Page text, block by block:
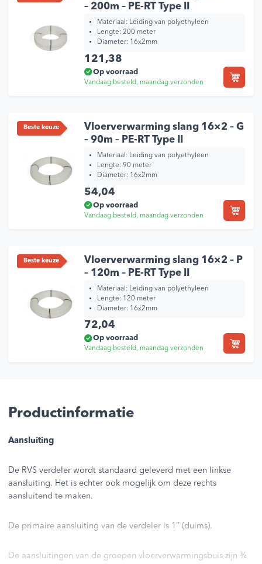
– 200m – PE-RT Type II
Materiaal: Leiding van polyethyleen
Lengte: 200 meter
Diameter: 16x2mm
121,38
Op voorraad
Vandaag besteld, maandag verzonden
Beste keuze
Vloerverwarming slang 16×2 – G
– 90m – PE-RT Type II
Materiaal: Leiding van polyethyleen
Lengte: 90 meter
Diameter: 16x2mm
54,04
Op voorraad
Vandaag besteld, maandag verzonden
Beste keuze
Vloerverwarming slang 16×2 – P
– 120m – PE-RT Type II
Materiaal: Leiding van polyethyleen
Lengte: 120 meter
Diameter: 16x2mm
72,04
Op voorraad
Vandaag besteld, maandag verzonden
Productinformatie
Aansluiting
De RVS verdeler wordt standaard geleverd met een linkse
aansluiting. Het is echter ook mogelijk om deze rechts
aansluitend te maken.
De primaire aansluiting van de verdeler is 1’’ (duims).
De aansluitingen van de groepen vloerverwarmingsbuis zijn ¾